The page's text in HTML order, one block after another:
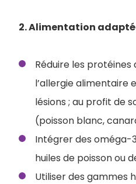
2. Alimentation
Réduire les protéines
l’allergie alimentaire
lésions ; au profit de
(poisson blanc,
Intégrer des oméga-
huiles de poisson ou
Utiliser des gammes